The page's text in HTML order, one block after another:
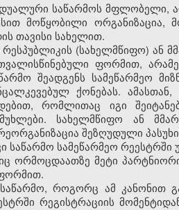
საწარმოს მფლობელი,
მოწყობილი
თავისი სახელით.
რესპუბლიკის (სახელმწიფო)
ფორმით,
შეადგენს სამეწარმეო
ქონებას.
რომლითაც იგი
სახელმწიფო ან
შეზღუდული
საწარმო სამეწარმეო რეესტრში
ორმოცდაათზე მეტი
როგორც ამ კანონით
რეგისტრაციის